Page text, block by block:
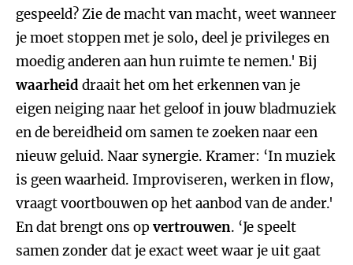
gespeeld? Zie de macht van macht, weet wanneer
je moet stoppen met je solo, deel je privileges en
moedig anderen aan hun ruimte te nemen.' Bij
waarheid draait het om het erkennen van je
eigen neiging naar het geloof in jouw bladmuziek
en de bereidheid om samen te zoeken naar een
nieuw geluid. Naar synergie. Kramer: ‘In muziek
is geen waarheid. Improviseren, werken in flow,
vraagt voortbouwen op het aanbod van de ander.'
En dat brengt ons op vertrouwen. ‘Je speelt
samen zonder dat je exact weet waar je uit gaat